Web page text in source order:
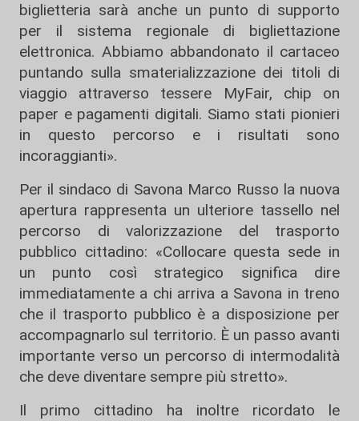
biglietteria sarà anche un punto di supporto
per il sistema regionale di bigliettazione
elettronica. Abbiamo abbandonato il cartaceo
puntando sulla smaterializzazione dei titoli di
viaggio attraverso tessere MyFair, chip on
paper e pagamenti digitali. Siamo stati pionieri
in questo percorso e i risultati sono
incoraggianti».
Per il sindaco di Savona Marco Russo la nuova
apertura rappresenta un ulteriore tassello nel
percorso di valorizzazione del trasporto
pubblico cittadino: «Collocare questa sede in
un punto così strategico significa dire
immediatamente a chi arriva a Savona in treno
che il trasporto pubblico è a disposizione per
accompagnarlo sul territorio. È un passo avanti
importante verso un percorso di intermodalità
che deve diventare sempre più stretto».
Il primo cittadino ha inoltre ricordato le